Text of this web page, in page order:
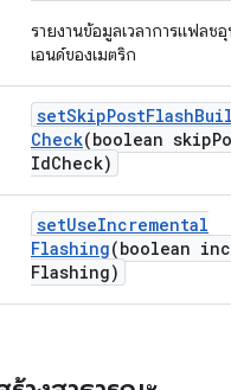
รายงานข้อมูลเวลาการแฟล
เอนด์ของเมตริก
setSkipPostFlash
Check(boolean skip
IdCheck)
setUseIncremental
Flashing(boolean
Flashing)